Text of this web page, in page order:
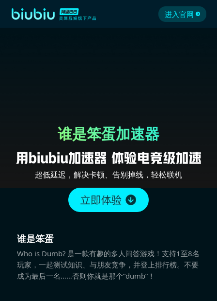
进入官网
谁是笨蛋加速器
超低延迟，解决卡顿、告别掉线，轻松联机
谁是笨蛋
Who is Dumb? 是一款有趣的多人问答游戏！支持1至8名
玩家，一起测试知识、与朋友竞争，并登上排行榜。不要
成为最后一名……否则你就是那个“dumb”！